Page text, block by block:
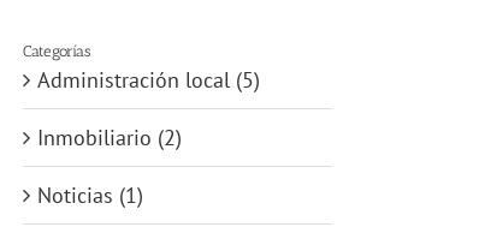
Categorías
Administración local (5)
Inmobiliario (2)
Noticias (1)